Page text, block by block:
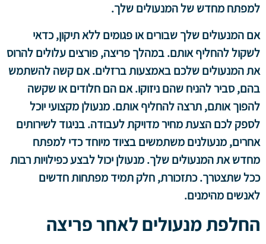
למפתח מחדש של המנעולים שלך.
אם המנעולים שלך שבורים או פגומים ללא תיקון, כדאי
לשקול להחליף אותם. במהלך פריצה, פורצים עלולים להרוס
את המנעולים שלכם באמצעות ברזלים. אם קשה להשתמש
בהם, סביר להניח שהם ניזוקו. אם הם חלודים או שקשה
להפוך אותם, תרצה להחליף אותם. מנעולן מקצועי יוכל
לספק לכם הצעת מחיר מדויקת לעבודה. בניגוד לשירותים
אחרים, מנעולנים משתמשים בציוד מיוחד כדי למפתח
מחדש את המנעולים שלך. מנעולן יכול לבצע כפילויות רבות
ככל שתצטרך. כתזכורת, חלק תמיד מפתחות חדשים
לאנשים מהימנים.
החלפת מנעולים לאחר פריצה